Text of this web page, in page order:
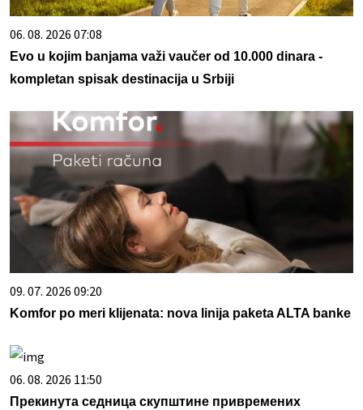
06. 08. 2026 07:08
Evo u kojim banjama važi vaučer od 10.000 dinara -
kompletan spisak destinacija u Srbiji
09. 07. 2026 09:20
Komfor po meri klijenata: nova linija paketa ALTA banke
06. 08. 2026 11:50
Прекинута седница скупштине привремених